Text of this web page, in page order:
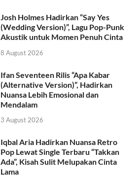
Josh Holmes Hadirkan “Say Yes
(Wedding Version)”, Lagu Pop-Punk
Akustik untuk Momen Penuh Cinta
8 August 2026
Ifan Seventeen Rilis “Apa Kabar
(Alternative Version)”, Hadirkan
Nuansa Lebih Emosional dan
Mendalam
3 August 2026
Iqbal Aria Hadirkan Nuansa Retro
Pop Lewat Single Terbaru “Takkan
Ada”, Kisah Sulit Melupakan Cinta
Lama